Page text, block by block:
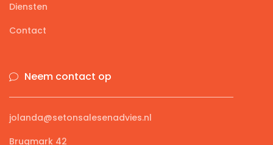
Diensten
Contact
Neem contact op
jolanda@setonsalesenadvies.nl
Brugmark 42